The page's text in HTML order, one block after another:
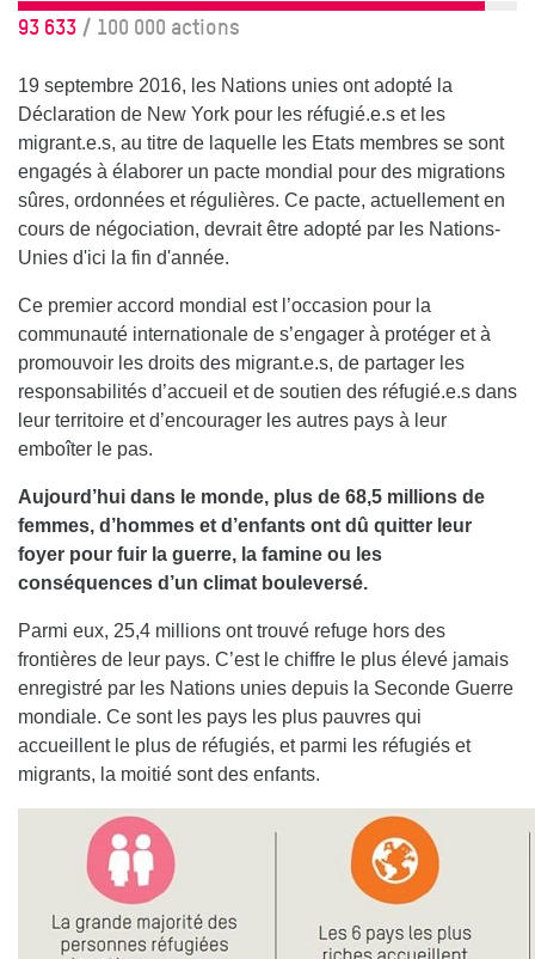
93 633 / 100 000 actions
19 septembre 2016, les Nations unies ont adopté la
Déclaration de New York pour les réfugié.e.s et les
migrant.e.s, au titre de laquelle les Etats membres se sont
engagés à élaborer un pacte mondial pour des migrations
sûres, ordonnées et régulières. Ce pacte, actuellement en
cours de négociation, devrait être adopté par les Nations-
Unies d'ici la fin d'année.
Ce premier accord mondial est l’occasion pour la
communauté internationale de s’engager à protéger et à
promouvoir les droits des migrant.e.s, de partager les
responsabilités d’accueil et de soutien des réfugié.e.s dans
leur territoire et d’encourager les autres pays à leur
emboîter le pas.
Aujourd’hui dans le monde, plus de 68,5 millions de
femmes, d’hommes et d’enfants ont dû quitter leur
foyer pour fuir la guerre, la famine ou les
conséquences d’un climat bouleversé.
Parmi eux, 25,4 millions ont trouvé refuge hors des
frontières de leur pays. C’est le chiffre le plus élevé jamais
enregistré par les Nations unies depuis la Seconde Guerre
mondiale. Ce sont les pays les plus pauvres qui
accueillent le plus de réfugiés, et parmi les réfugiés et
migrants, la moitié sont des enfants.